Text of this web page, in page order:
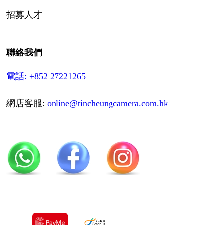
招募人才
聯絡我們
電話: +852 27221265
網店客服: online@tincheungcamera.com.hk